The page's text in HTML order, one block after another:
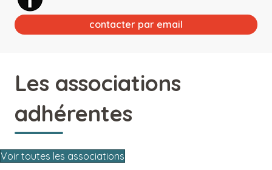
contacter par email
Les associations
adhérentes
Voir toutes les associations